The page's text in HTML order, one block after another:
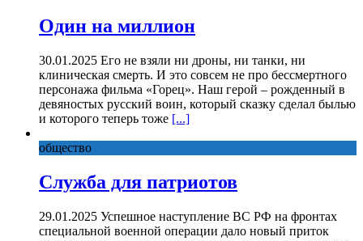
Один на миллион
30.01.2025 Его не взяли ни дроны, ни танки, ни
клиническая смерть. И это совсем не про бессмертного
персонажа фильма «Горец». Наш герой – рожденный в
девяностых русский воин, который сказку сделал былью
и которого теперь тоже [...]
общество
Служба для патриотов
29.01.2025 Успешное наступление ВС РФ на фронтах
специальной военной операции дало новый приток